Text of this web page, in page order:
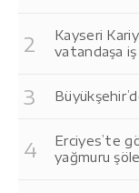
Kayseri
vatandaşa iş
Erciyes’te
yağmuru